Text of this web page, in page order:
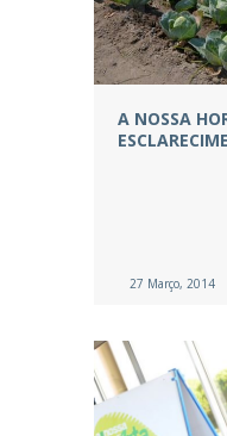
A NOSSA
27 Março, 2014